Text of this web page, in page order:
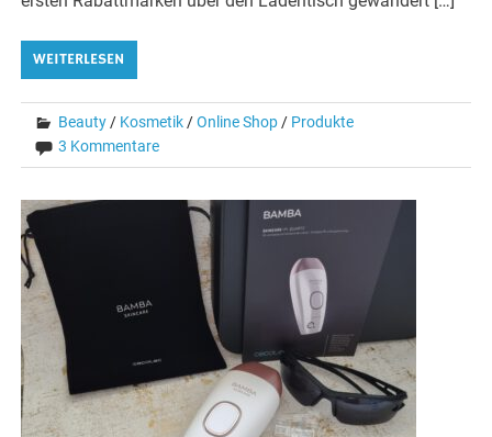
WEITERLESEN
Beauty/ Kosmetik/Online Shop/ Produkte
3 Kommentare